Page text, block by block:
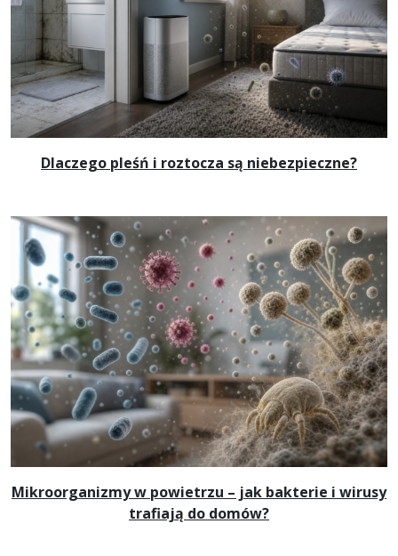
Dlaczego pleśń i roztocza są niebezpieczne?
Mikroorganizmy w powietrzu – jak bakterie i wirusy
trafiają do domów?